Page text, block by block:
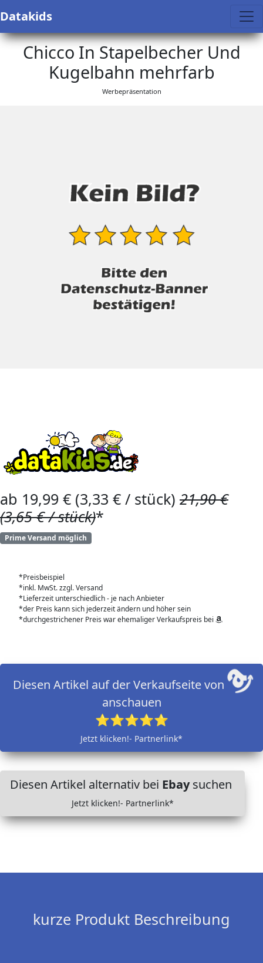
Datakids
Chicco In Stapelbecher Und
Kugelbahn mehrfarb
Werbepräsentation
ab 19,99 € (3,33 € / stück) 21,90 €
(3,65 € / stück)*
Prime Versand möglich
*Preisbeispiel
*inkl. MwSt. zzgl. Versand
*Lieferzeit unterschiedlich - je nach Anbieter
*der Preis kann sich jederzeit ändern und höher sein
*durchgestrichener Preis war ehemaliger Verkaufspreis bei
Diesen Artikel auf der Verkaufseite von
anschauen
⭐⭐⭐⭐⭐
Jetzt klicken!- Partnerlink*
Diesen Artikel alternativ bei Ebaysuchen
Jetzt klicken!- Partnerlink*
kurze Produkt Beschreibung